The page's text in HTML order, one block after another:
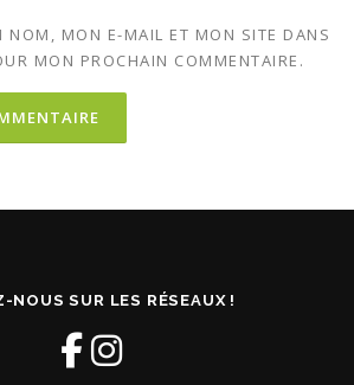
NOM, MON E-MAIL ET MON SITE DANS
MON PROCHAIN COMMENTAIRE.
NOUS SUR LES RÉSEAUX !